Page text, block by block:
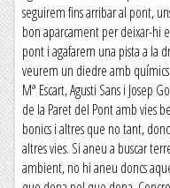
seguirem fins arribar al pont,
bon aparcament per deixar-hi
pont i agafarem una pista a la
veurem un diedre amb
Mª Escart, Agusti Sans i Josep
de la Paret del Pont amb vies
bonics i altres que no tant,
altres vies. Si aneu a buscar
ambient, no hi aneu doncs